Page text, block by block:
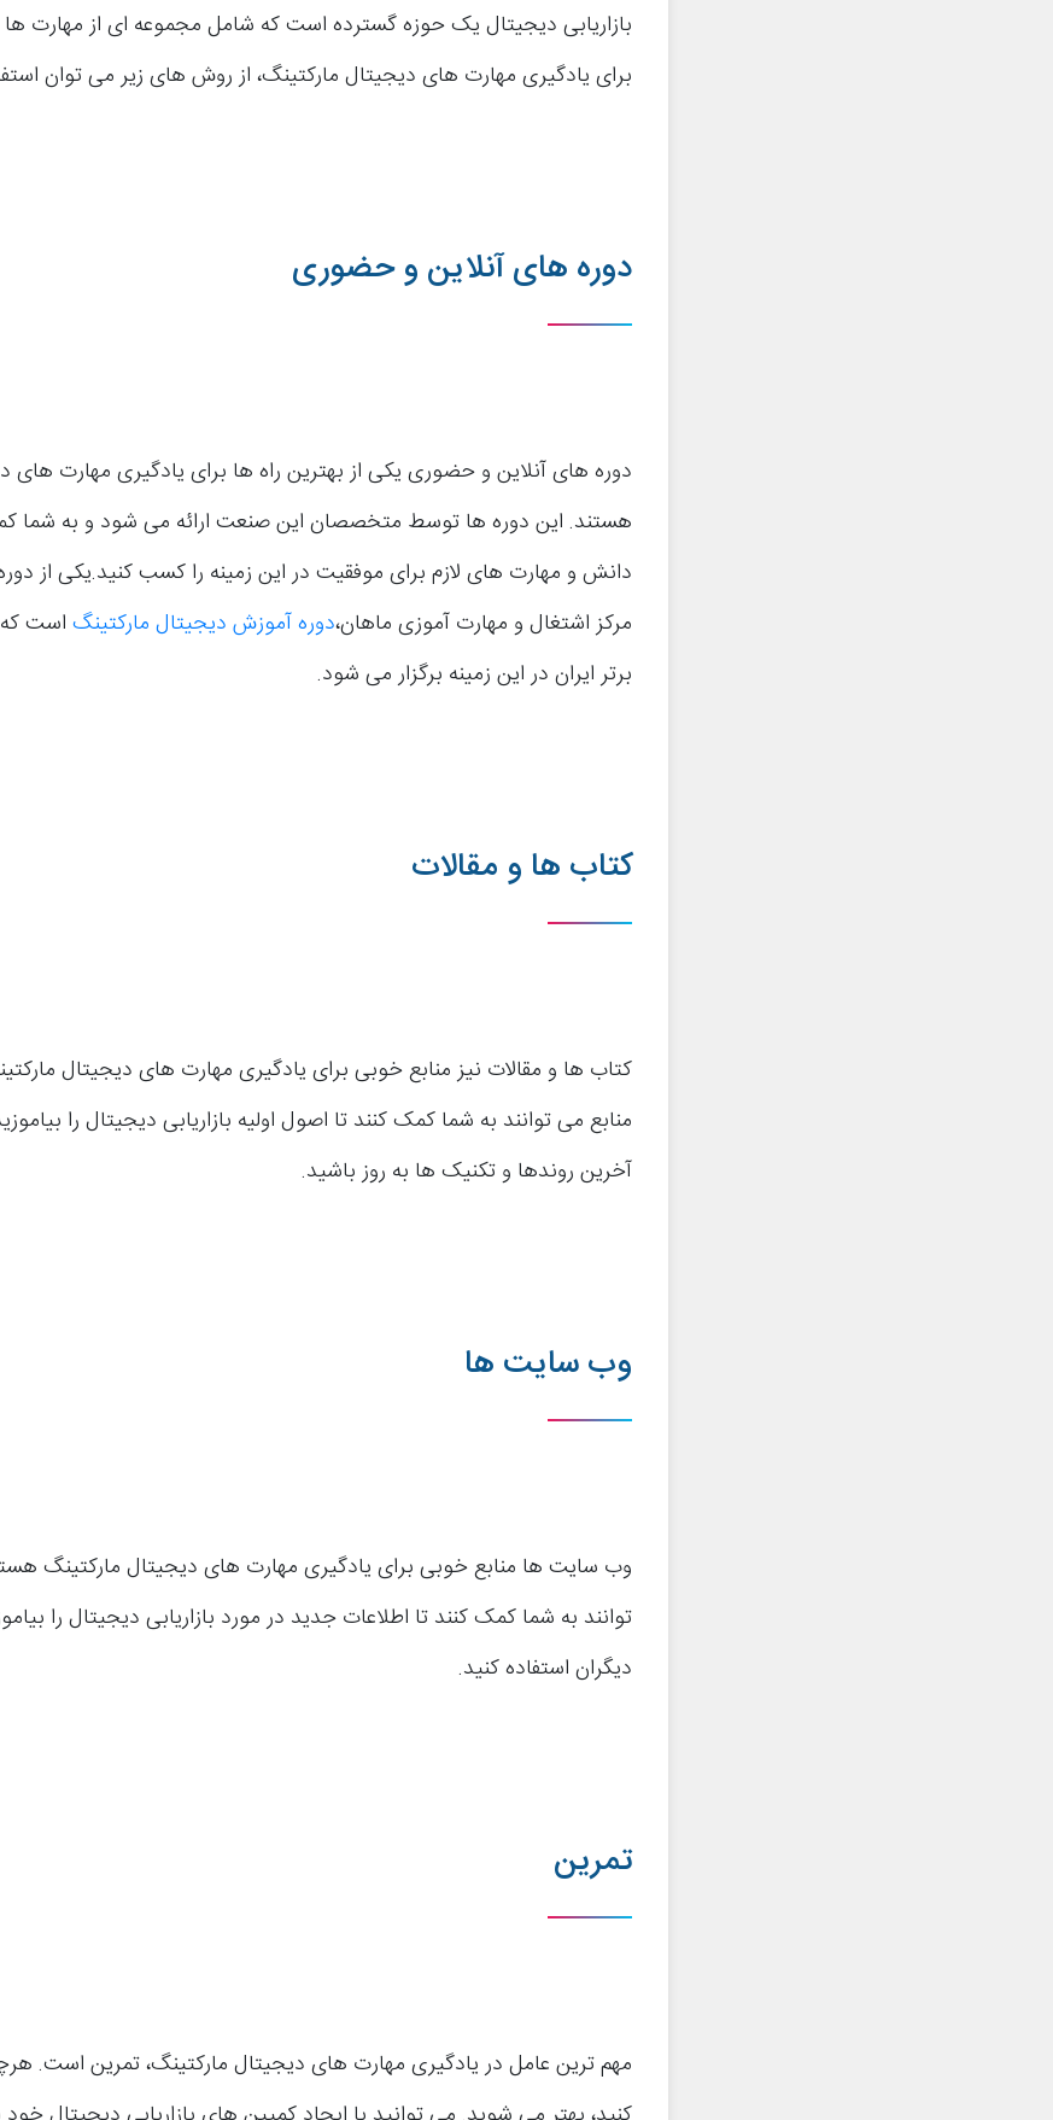
بازاریابی دیجیتال یک حوزه گسترده است که شامل مجموعه ای از مهارت
برای یادگیری مهارت های دیجیتال مارکتینگ، از روش های زیر می توان
دوره های آنلاین و حضوری
دوره های آنلاین و حضوری یکی از بهترین راه ها برای یادگیری مهارت های
هستند. این دوره ها توسط متخصصان این صنعت ارائه می شود و به شما
دانش و مهارت های لازم برای موفقیت در این زمینه را کسب کنید.یکی از
مرکز اشتغال و مهارت آموزی ماهان،دوره آموزش دیجیتال مارکتینگ است
برتر ایران در این زمینه برگزار می شود.
کتاب ها و مقالات
کتاب ها و مقالات نیز منابع خوبی برای یادگیری مهارت های دیجیتال
منابع می توانند به شما کمک کنند تا اصول اولیه بازاریابی دیجیتال را
آخرین روندها و تکنیک ها به روز باشید.
وب سایت ها
وب سایت ها منابع خوبی برای یادگیری مهارت های دیجیتال مارکتینگ
توانند به شما کمک کنند تا اطلاعات جدید در مورد بازاریابی دیجیتال را
دیگران استفاده کنید.
تمرین
مهم ترین عامل در یادگیری مهارت های دیجیتال مارکتینگ، تمرین است.